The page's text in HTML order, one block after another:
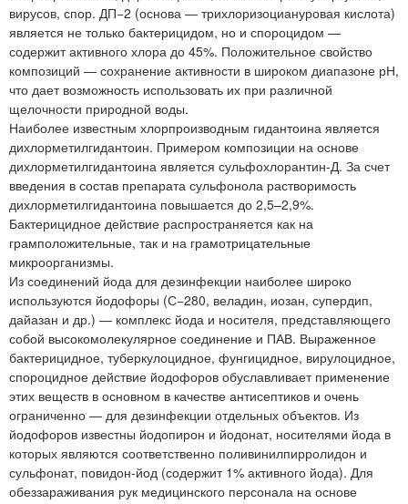
вирусов, спор. ДП−2 (основа — трихлоризоциануровая кислота)
является не только бактерицидом, но и спороцидом —
содержит активного хлора до 45%. Положительное свойство
композиций — сохранение активности в широком диапазоне рН,
что дает возможность использовать их при различной
щелочности природной воды.
Наиболее известным хлорпроизводным гидантоина является
дихлорметилгидантоин. Примером композиции на основе
дихлорметилгидантоина является сульфохлорантин-Д. За счет
введения в состав препарата сульфонола растворимость
дихлорметилгидантоина повышается до 2,5–2,9%.
Бактерицидное действие распространяется как на
грамположительные, так и на грамотрицательные
микроорганизмы.
Из соединений йода для дезинфекции наиболее широко
используются йодофоры (С−280, веладин, иозан, супердип,
дайазан и др.) — комплекс йода и носителя, представляющего
собой высокомолекулярное соединение и ПАВ. Выраженное
бактерицидное, туберкулоцидное, фунгицидное, вирулоцидное,
спороцидное действие йодофоров обуславливает применение
этих веществ в основном в качестве антисептиков и очень
ограниченно — для дезинфекции отдельных объектов. Из
йодофоров известны йодопирон и йодонат, носителями йода в
которых являются соответственно поливинилпирролидон и
сульфонат, повидон-йод (содержит 1% активного йода). Для
обеззараживания рук медицинского персонала на основе